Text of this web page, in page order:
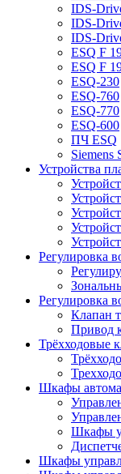
IDS-
IDS-
IDS-
ESQ F
ESQ F
ESQ-230
ESQ-760
ESQ-770
ESQ-600
ПЧ ESQ
Siemens
Устройства
Регулировка
Регулировка
Клапан
Привод
Трёхходовые
Шкафы
Шкафы
Шкафы